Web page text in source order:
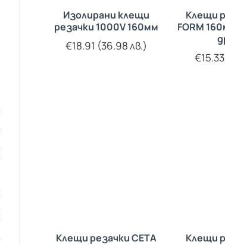
Изолирани клещи
резачки 1000V 160мм
€18.91 (36.98 лв.)
Клещи
FORM
Клещи резачки CETA
Клещи